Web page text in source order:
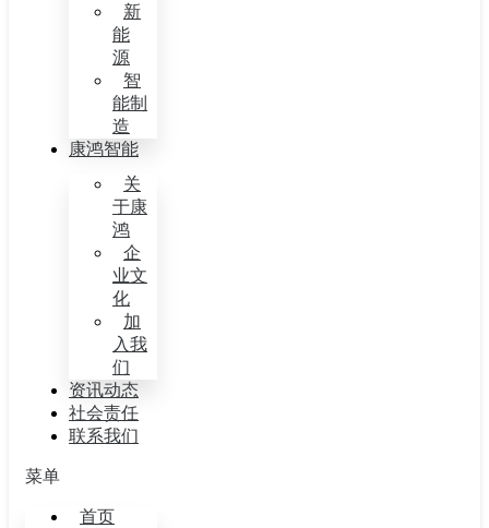
新
能
源
智
能制
造
康鸿智能
关
于康
鸿
企
业文
化
加
入我
们
资讯动态
社会责任
联系我们
菜单
首页